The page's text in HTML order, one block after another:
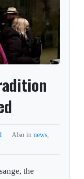
Also in news,
the